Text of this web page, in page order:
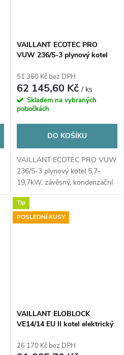
VAILLANT ECOTEC PRO
VUW 236/5-3 plynový kotel
závěsný
51 360 Kč bez DPH
62 145,60 Kč/ ks
Skladem na vybraných
pobočkách
DO KOŠÍKU
VAILLANT ECOTEC PRO VUW
236/5-3 plynový kotel 5,7-
19,7kW, závěsný, kondenzační
Tip
POSLEDNÍ KUSY
VAILLANT ELOBLOCK
VE14/14 EU II kotel elektrický
26 170 Kč bez DPH